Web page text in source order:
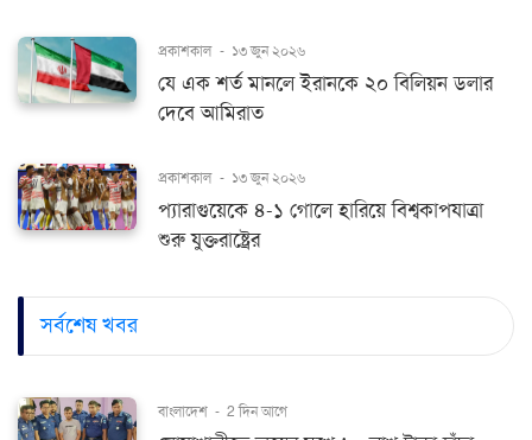
প্রকাশকাল - ১৩ জুন ২০২৬
যে এক শর্ত মানলে ইরানকে ২০ বিলিয়ন ডলার
দেবে আমিরাত
প্রকাশকাল - ১৩ জুন ২০২৬
প্যারাগুয়েকে ৪-১ গোলে হারিয়ে বিশ্বকাপযাত্রা
শুরু যুক্তরাষ্ট্রের
সর্বশেষ খবর
বাংলাদেশ - 2 দিন আগে